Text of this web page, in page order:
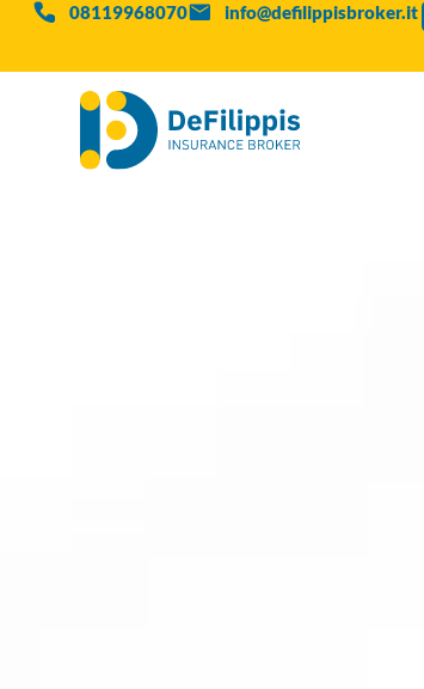
08119968070 info@defilippisbroker.it